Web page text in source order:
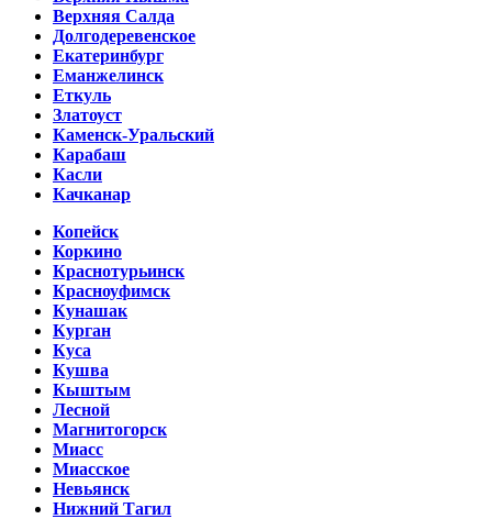
Верхняя Салда
Долгодеревенское
Екатеринбург
Еманжелинск
Еткуль
Златоуст
Каменск-Уральский
Карабаш
Касли
Качканар
Копейск
Коркино
Краснотурьинск
Красноуфимск
Кунашак
Курган
Куса
Кушва
Кыштым
Лесной
Магнитогорск
Миасс
Миасское
Невьянск
Нижний Тагил